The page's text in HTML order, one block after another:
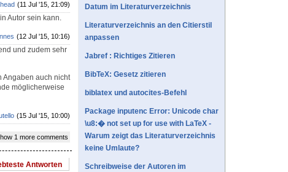
(11 Jul '15, 21:09)
Autor sein kann.
(12 Jul '15, 10:16)
und zudem sehr
Angaben auch nicht
möglicherweise
(15 Jul '15, 10:00)
1 more comments
Antworten
Datum im Literaturverzeichnis
Literaturverzeichnis an den Citierstil
anpassen
Jabref : Richtiges Zitieren
BibTeX: Gesetz zitieren
biblatex und autocites-Befehl
Package inputenc Error: Unicode char
\u8:� not set up for use with LaTeX -
Warum zeigt das Literaturverzeichnis
keine Umlaute?
Schreibweise der Autoren im